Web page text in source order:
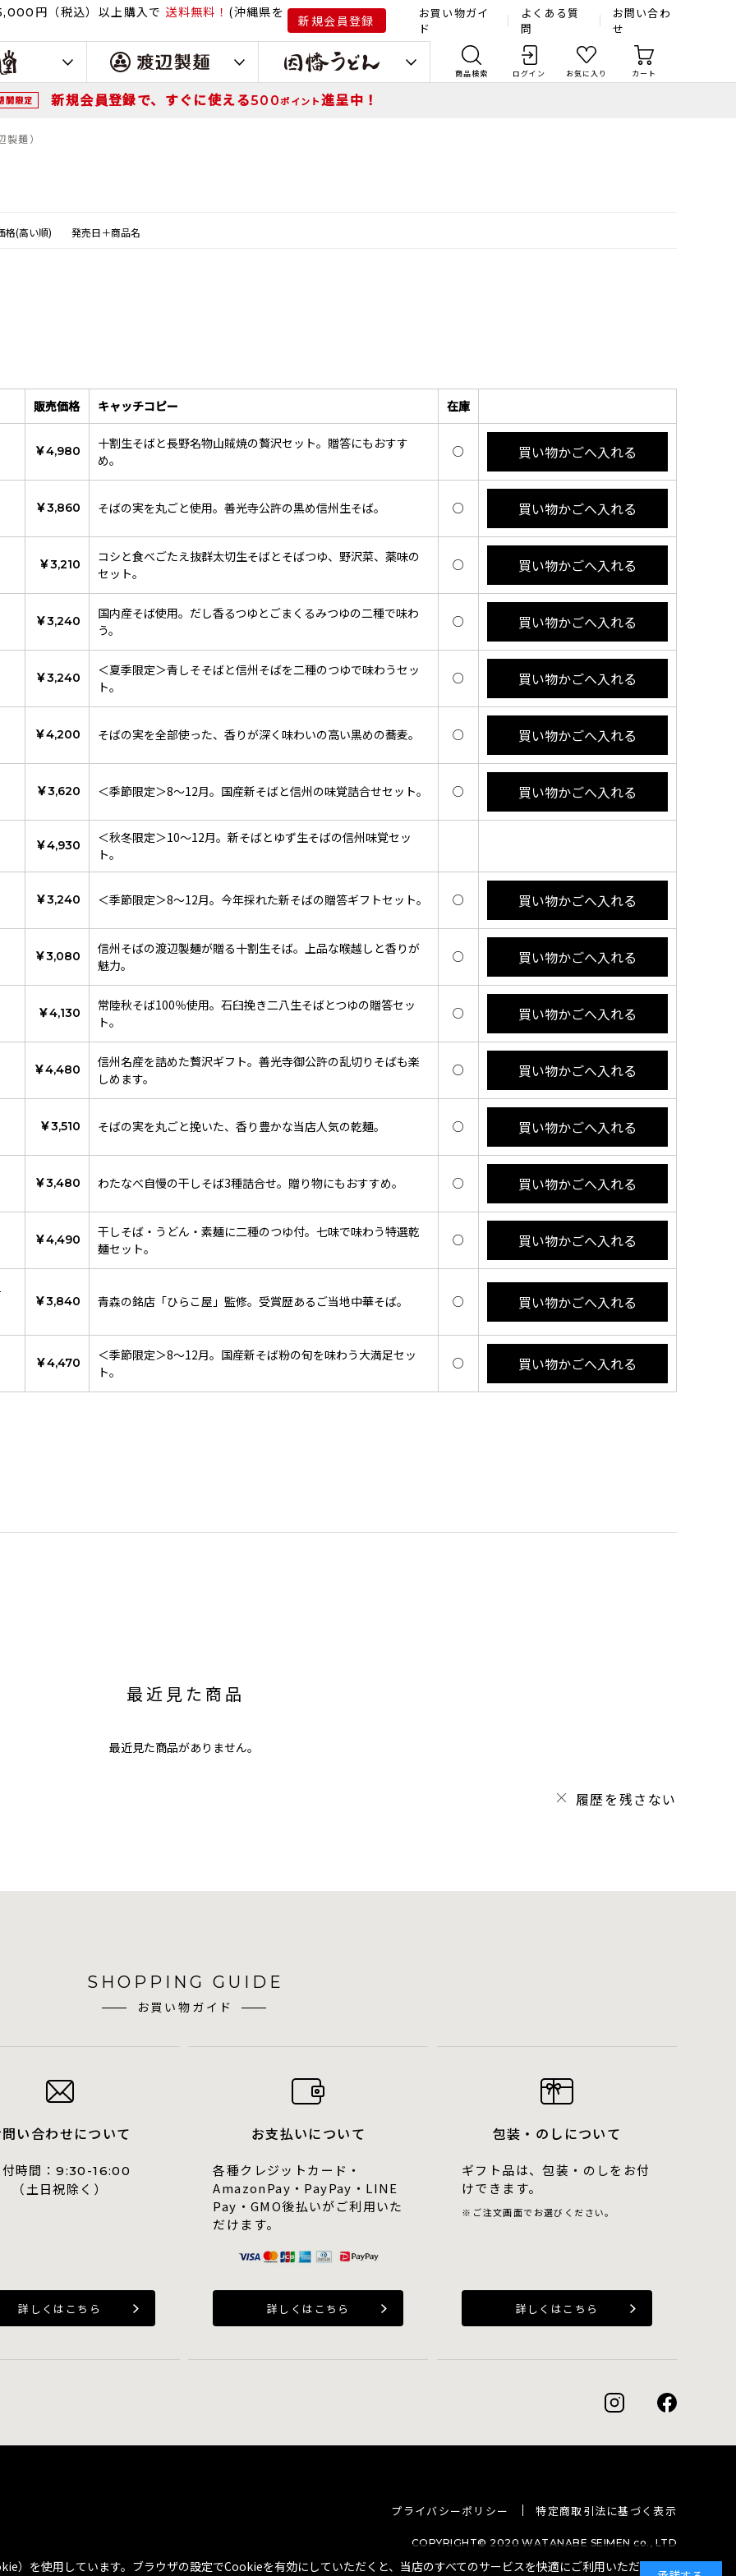
円（税込） 以上購入で 送料無料！ (沖縄県を
新規会員登録
お買い物ガイ
ド
よくある質
問
お問い合わ
せ
商品検索 ログイン お気に入り カート
間限定 新規会員登録で、すぐに使える500ポイント進呈中！
麺）
格(高い順) 発売日＋商品名
販売価格 キャッチコピー 在庫
￥4,980
十割生そばと長野名物山賊焼の贅沢セット。贈答にもおすす
め。
○ 買い物かごへ入れる
￥3,860 そばの実を丸ごと使用。善光寺公許の黒め信州生そば。 ○ 買い物かごへ入れる
￥3,210
コシと食べごたえ抜群太切生そばとそばつゆ、野沢菜、薬味の
セット。
○ 買い物かごへ入れる
￥3,240
国内産そば使用。だし香るつゆとごまくるみつゆの二種で味わ
う。
○ 買い物かごへ入れる
￥3,240
＜夏季限定＞青しそそばと信州そばを二種のつゆで味わうセッ
ト。
○ 買い物かごへ入れる
￥4,200 そばの実を全部使った、香りが深く味わいの高い黒めの蕎麦。 ○ 買い物かごへ入れる
￥3,620 ＜季節限定＞8～12月。国産新そばと信州の味覚詰合せセット。 ○ 買い物かごへ入れる
￥4,930
＜秋冬限定＞10～12月。新そばとゆず生そばの信州味覚セッ
ト。
￥3,240 ＜季節限定＞8～12月。今年採れた新そばの贈答ギフトセット。 ○ 買い物かごへ入れる
￥3,080
信州そばの渡辺製麺が贈る十割生そば。上品な喉越しと香りが
魅力。
○ 買い物かごへ入れる
￥4,130
常陸秋そば100％使用。石臼挽き二八生そばとつゆの贈答セッ
ト。
○ 買い物かごへ入れる
￥4,480
信州名産を詰めた贅沢ギフト。善光寺御公許の乱切りそばも楽
しめます。
○ 買い物かごへ入れる
￥3,510 そばの実を丸ごと挽いた、香り豊かな当店人気の乾麺。 ○ 買い物かごへ入れる
￥3,480 わたなべ自慢の干しそば3種詰合せ。贈り物にもおすすめ。 ○ 買い物かごへ入れる
￥4,490
干しそば・うどん・素麺に二種のつゆ付。七味で味わう特選乾
麺セット。
○ 買い物かごへ入れる
￥3,840 青森の銘店「ひらこ屋」監修。受賞歴あるご当地中華そば。 ○ 買い物かごへ入れる
￥4,470
＜季節限定＞8～12月。国産新そば粉の旬を味わう大満足セッ
ト。
○ 買い物かごへ入れる
最近見た商品
最近見た商品がありません。
履歴を残さない
SHOPPING GUIDE
お買い物ガイド
い合わせについて
時間：9:30-16:00
（土日祝除く）
詳しくはこちら
お支払いについて
各種クレジットカード・
AmazonPay・PayPay・LINE
Pay・GMO後払いがご利用いた
だけます。
詳しくはこちら
包装・のしについて
ギフト品は、包装・のしをお付
けできます。
ご注文画面でお選びください。
詳しくはこちら
プライバシーポリシー 特定商取引法に基づく表示
COPYRIGHT© 2020 WATANABE SEIMEN co., LTD
）を使用しています。ブラウザの設定でCookieを有効にしていただくと、当店のすべてのサービスを快適にご利用いただ